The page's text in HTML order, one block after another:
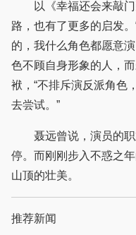
以《幸福还会来敲门
路，也有了更多的启发
的，我什么角色都愿意
色不顾自身形象的人，
袱，“不排斥演反派角色
去尝试。”
聂远曾说，演员的职
停。而刚刚步入不惑之
山顶的壮美。
推荐新闻